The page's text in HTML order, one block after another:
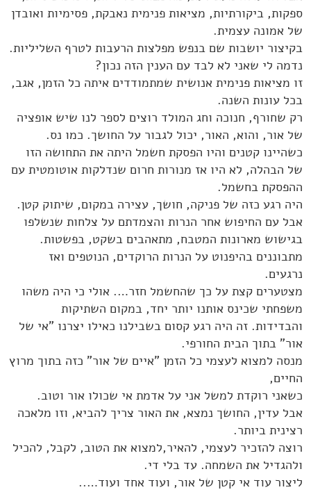
ספקות, ביקורתיות, מציאות פנימית נאבקת, פסימיות ואובדן
של אמונה עצמית.
בקיצור יושבות שם בנפש מפלצות הרעבות לטרף השליליות.
נדמה לי שאני לא לבד עם הענין הזה נכון?
זו מציאות פנימית אנושית שמתמודדים איתה כל הזמן, אגב,
בכל עונות השנה.
רק שחורף, חנוכה וחג המולד רוצים לספר לנו שיש אופציה
של אור, והוא, האור, יכול לגבור על החושך. כמו נס.
כשהיינו קטנים והיו הפסקת חשמל היתה את התחושה הזו
של הבהלה, לא היו אז מנורות חרום שנדלקות אוטומטית עם
ההפסקת בחשמל.
היה רגע כזה של פניקה, חושך, עצירה במקום, שיתוק קטן.
אבל עם החיפוש אחר הנרות והצמדתם על צלחות שנשלפו
בגישוש מארונות המטבח, מתאהבים בשקט, בפשטות.
מתבוננים בהיפנוט על הנרות הרוקדים, הנוטפים ואז
נרגעים.
מצטערים קצת על כך שהחשמל חזר…. אולי כי היה משהו
משפחתי שכינס אותנו יותר יחד, במקום השתיקות
והבדידות. זה היה רגע קסום בשבילנו כאילו יצרנו "אי של
אור" בתוך הבית החורפי.
מנסה למצוא לעצמי כל הזמן "איים של אור" כזה בתוך מרוץ
החיים,
כשאני רוקדת למשל אני על אדמת אי שכולו אור וטוב.
אבל עדין, החושך נמצא, את האור צריך להביא, וזו מלאכה
רצינית ביותר.
רוצה להזכיר לעצמי, להאיר,למצוא את הטוב, לקבל, להכיל
ולהגדיל את השמחה. עד בלי די.
ליצור עוד אי קטן של אור, ועוד אחד ועוד…..